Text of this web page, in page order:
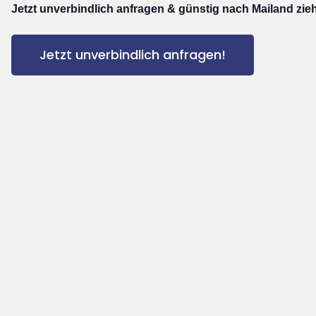
Jetzt unverbindlich anfragen & günstig nach Mailand
Jetzt unverbindlich anfragen!